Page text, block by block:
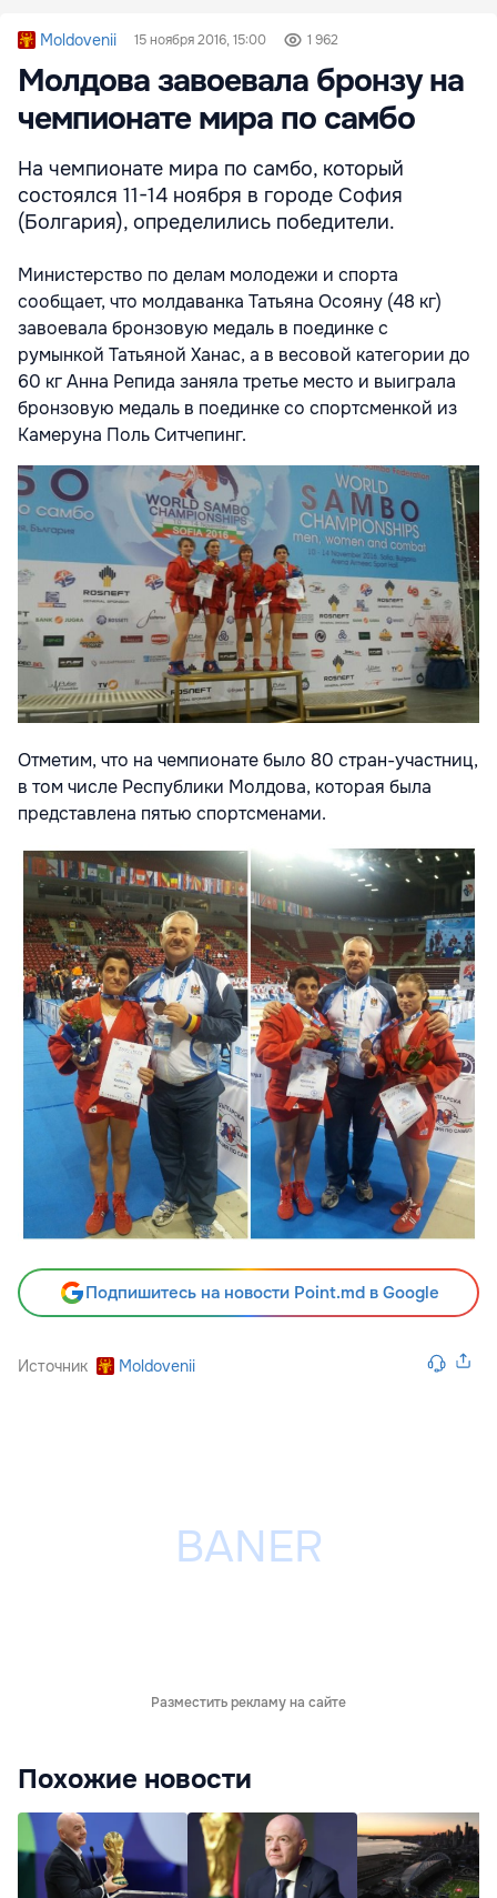
Moldovenii 15 ноября 2016, 15:00 1 962
Молдова завоевала бронзу на
чемпионате мира по самбо
На чемпионате мира по самбо, который
состоялся 11-14 ноября в городе София
(Болгария), определились победители.
Министерство по делам молодежи и спорта
сообщает, что молдаванка Татьяна Осояну (48 кг)
завоевала бронзовую медаль в поединке с
румынкой Татьяной Ханас, а в весовой категории до
60 кгАнна Репида заняла третье место и выиграла
бронзовую медаль в поединке со спортсменкой из
Камеруна Поль Ситчепинг.
Отметим, что на чемпионате было 80 стран-участниц,
в том числе Республики Молдова, которая была
представлена пятью спортсменами.
Подпишитесь на новости Point.md в Google
Источник Moldovenii
Разместить рекламу на сайте
Похожие новости